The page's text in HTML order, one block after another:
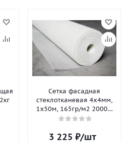
Сетка фасадная
стеклотканевая 4х4мм,
1х50м, 165гр/м2 2000Н
Isomax-165
3 225 ₽/шт